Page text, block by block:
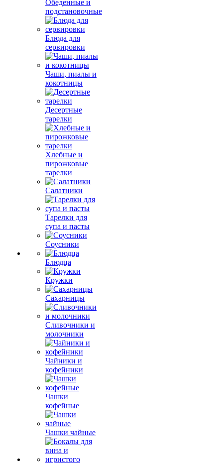
Обеденные и
подстановочные
Блюда для
сервировки
Чаши, пиалы и
кокотницы
Десертные
тарелки
Хлебные и
пирожковые
тарелки
Салатники
Тарелки для
супа и пасты
Соусники
Блюдца
Кружки
Сахарницы
Сливочники и
молочники
Чайники и
кофейники
Чашки
кофейные
Чашки чайные